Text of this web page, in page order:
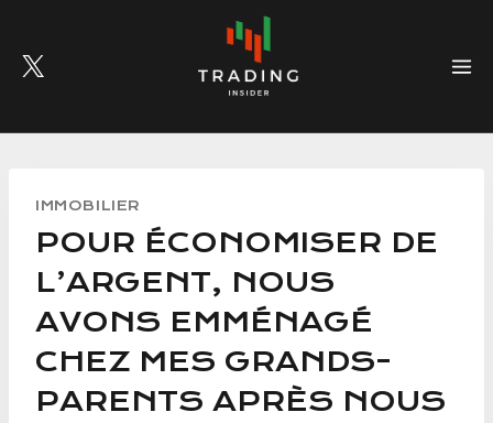
content
IMMOBILIER
POUR ÉCONOMISER DE
L’ARGENT, NOUS
AVONS EMMÉNAGÉ
CHEZ MES GRANDS-
PARENTS APRÈS NOUS